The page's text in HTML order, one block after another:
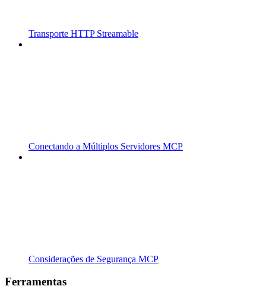
Transporte HTTP Streamable
Conectando a Múltiplos Servidores MCP
Considerações de Segurança MCP
Ferramentas